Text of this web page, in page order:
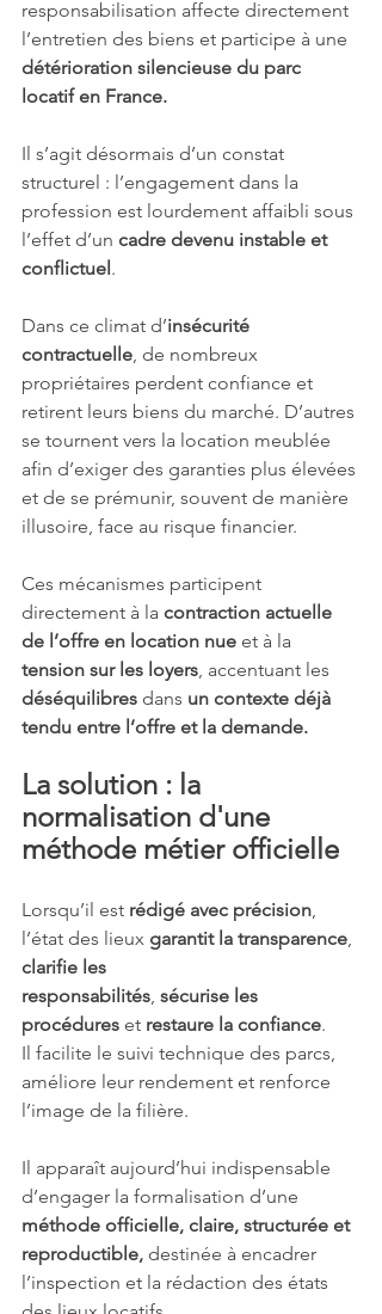
responsabilisation affecte directement
l’entretien des biens et participe à une
détérioration silencieuse du parc
locatif en France.
Il s’agit désormais d’un constat
structurel : l’engagement dans la
profession est lourdement affaibli sous
l’effet d’un cadre devenu instable et
conflictuel.
Dans ce climat d’insécurité
contractuelle , de nombreux
propriétaires perdent confiance et
retirent leurs biens du marché. D’autres
se tournent vers la location meublée
afin d’exiger des garanties plus élevées
et de se prémunir, souvent de manière
illusoire, face au risque financier.
Ces mécanismes participent
directement à la contraction actuelle
de l’offre en location nue et à la
tension sur les loyers , accentuant les
déséquilibres dans un contexte déjà
tendu entre l’offre et la demande.
La solution : la
normalisation d'une
méthode métier officielle
Lorsqu’il est rédigé avec précision
l’état des lieux garantit la transparence
clarifie les
responsabilités sécurise les
procédures et restaure la confiance.
Il facilite le suivi technique des parcs,
améliore leur rendement et renforce
l’image de la filière.
Il apparaît aujourd’hui indispensable
d’engager la formalisation d’une
méthode officielle, claire, structurée et
reproductible, destinée à encadrer
l’inspection et la rédaction des états